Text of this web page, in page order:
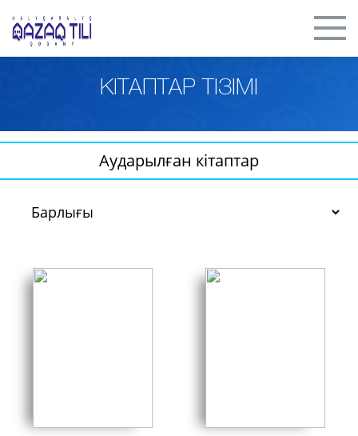
КІТАПТАР ТІЗІМІ
Аударылған кітаптар